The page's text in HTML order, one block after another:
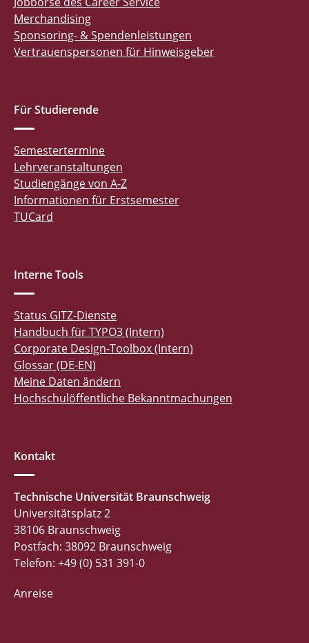
Merchandising
Sponsoring- & Spendenleistungen
Vertrauenspersonen für Hinweisgeber
Für Studierende
Semestertermine
Lehrveranstaltungen
Studiengänge von A-Z
Informationen für Erstsemester
TUCard
Interne Tools
Status GITZ-Dienste
Handbuch für TYPO3 (Intern)
Corporate Design-Toolbox (Intern)
Glossar (DE-EN)
Meine Daten ändern
Hochschulöffentliche Bekanntmachungen
Kontakt
Technische Universität Braunschweig
Universitätsplatz 2
38106 Braunschweig
Postfach: 38092 Braunschweig
Telefon: +49 (0) 531 391-0
Anreise